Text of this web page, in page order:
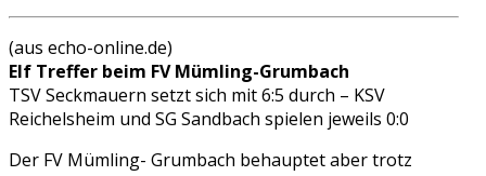
(aus echo-online.de)
Elf Treffer beim FV Mümling-Grumbach
TSV Seckmauern setzt sich mit 6:5 durch – KSV
Reichelsheim und SG Sandbach spielen jeweils 0:0
Der FV Mümling- Grumbach behauptet aber trotz